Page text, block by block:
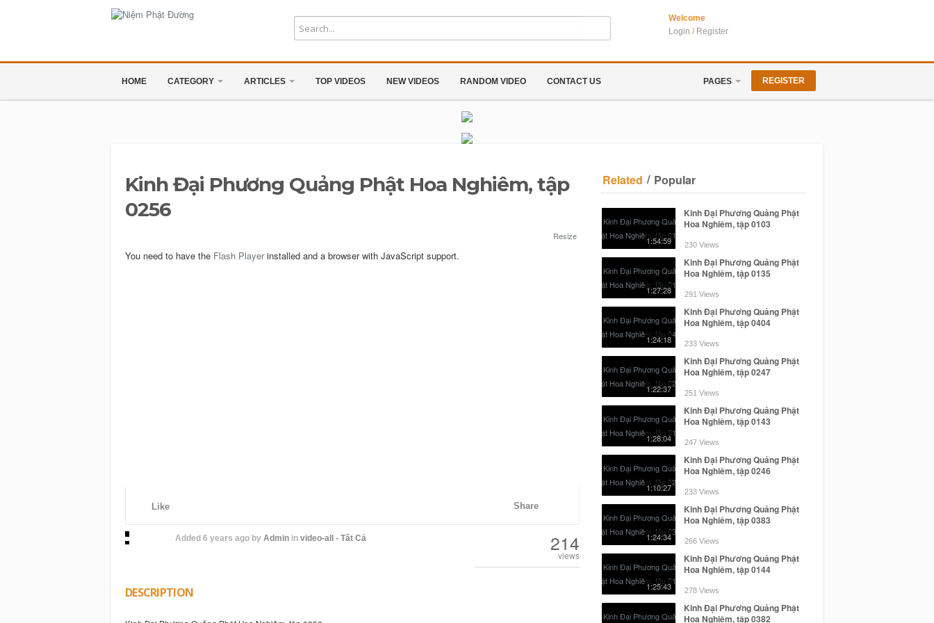
Welcome
Login / Register
HOME CATEGORY ARTICLES TOP VIDEOS NEW VIDEOS RANDOM VIDEO CONTACT US PAGES REGISTER
Kinh Đại Phương Quảng Phật Hoa Nghiêm, tập
0256
Resize
You need to have the Flash Playerinstalled and a browser with JavaScript support.
Like Share
Added 6 years agoby Adminin video-all - Tất Cả 214
views
DESCRIPTION
Related / Popular
1:54:59
Kinh Đại Phương Quảng Phật
Hoa Nghiêm, tập 0103
230 Views
1:27:28
Kinh Đại Phương Quảng Phật
Hoa Nghiêm, tập 0135
291 Views
1:24:18
Kinh Đại Phương Quảng Phật
Hoa Nghiêm, tập 0404
233 Views
1:22:37
Kinh Đại Phương Quảng Phật
Hoa Nghiêm, tập 0247
251 Views
1:28:04
Kinh Đại Phương Quảng Phật
Hoa Nghiêm, tập 0143
247 Views
1:10:27
Kinh Đại Phương Quảng Phật
Hoa Nghiêm, tập 0246
233 Views
1:24:34
Kinh Đại Phương Quảng Phật
Hoa Nghiêm, tập 0383
266 Views
1:25:43
Kinh Đại Phương Quảng Phật
Hoa Nghiêm, tập 0144
278 Views
Kinh Đại Phương Quảng Phật
Hoa Nghiêm, tập 0382